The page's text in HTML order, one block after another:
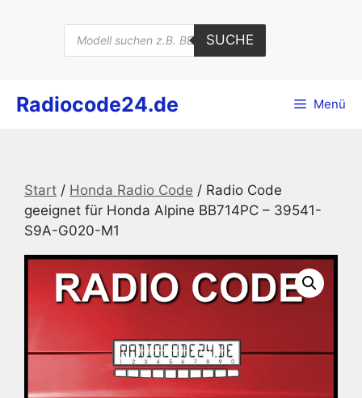
Products
search
SUCHE
Radiocode24.de Menü
Start / Honda Radio Code / Radio Code
geeignet für Honda Alpine BB714PC – 39541-
S9A-G020-M1